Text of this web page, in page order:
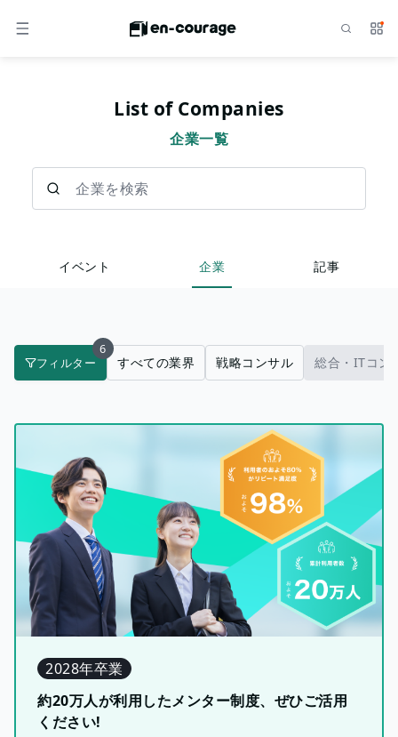
メニュー サ
List of Companies
企業一覧
イベント 企業 記事
フィルター
6
すべての業界 戦略コンサル 総合・ITコン
2028年卒業
約20万人が利用したメンター制度、ぜひご活用
ください!